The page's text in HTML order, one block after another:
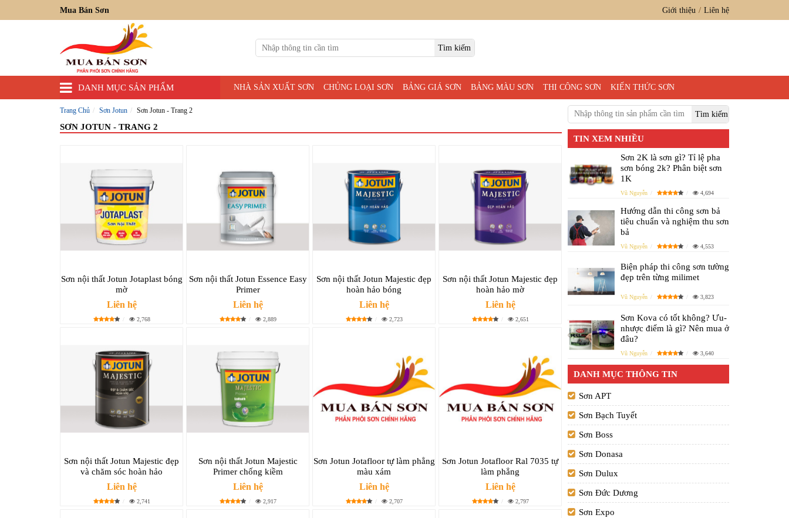
Mua Bán Sơn Giới thiệu Liên hệ
DANH MỤC SẢN PHẨM NHÀ SẢN XUẤT SƠN CHỦNG LOẠI SƠN BẢNG GIÁ SƠN BẢNG MÀU SƠN THI CÔNG SƠN KIẾN THỨC SƠN
Trang Chủ Sơn Jotun Sơn Jotun - Trang 2
SƠN JOTUN - TRANG 2
Sơn nội thất Jotun Jotaplast bóng
mờ
Liên hệ
2,768
Sơn nội thất Jotun Essence Easy
Primer
Liên hệ
2,889
Sơn nội thất Jotun Majestic đẹp
hoàn hảo bóng
Liên hệ
2,723
Sơn nội thất Jotun Majestic đẹp
hoàn hảo mờ
Liên hệ
2,651
Sơn nội thất Jotun Majestic đẹp
và chăm sóc hoàn hảo
Liên hệ
2,741
Sơn nội thất Jotun Majestic
Primer chống kiềm
Liên hệ
2,917
Sơn Jotun Jotafloor tự làm phẳng
màu xám
Liên hệ
2,707
Sơn Jotun Jotafloor Ral 7035 tự
làm phẳng
Liên hệ
2,797
TIN XEM NHIỀU
Sơn 2K là sơn gì? Tỉ lệ pha
sơn bóng 2k? Phân biệt sơn
1K
Vũ Nguyễn 4,694
Hướng dẫn thi công sơn bả
tiêu chuẩn và nghiệm thu sơn
bả
Vũ Nguyễn 4,553
Biện pháp thi công sơn tường
đẹp trên từng milimet
Vũ Nguyễn 3,823
Sơn Kova có tốt không? Ưu-
nhược điểm là gì? Nên mua ở
đâu?
Vũ Nguyễn 3,640
DANH MỤC THÔNG TIN
Sơn APT
Sơn Bạch Tuyết
Sơn Boss
Sơn Donasa
Sơn Dulux
Sơn Đức Dương
Sơn Expo